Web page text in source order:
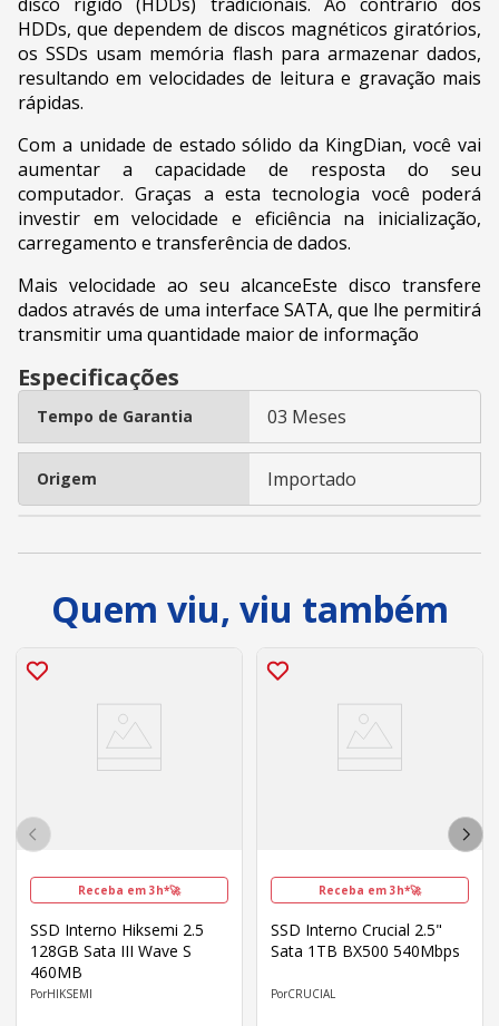
HDDs, que dependem de discos magnéticos giratórios,
os SSDs usam memória flash para armazenar dados,
resultando em velocidades de leitura e gravação mais
rápidas.
Com a unidade de estado sólido da KingDian, você vai
aumentar a capacidade de resposta do seu
computador. Graças a esta tecnologia você poderá
investir em velocidade e eficiência na inicialização,
carregamento e transferência de dados.
Mais velocidade ao seu alcanceEste disco transfere
dados através de uma interface SATA, que lhe permitirá
transmitir uma quantidade maior de informação
Especificações
Tempo de Garantia 03 Meses
Origem Importado
Quem viu, viu também
Receba em 3h*🚀
SSD Interno Hiksemi 2.5
128GB Sata III Wave S
460MB
HIKSEMI
Receba em 3h*🚀
SSD Interno Crucial 2.5"
Sata 1TB BX500 540Mbps
CRUCIAL